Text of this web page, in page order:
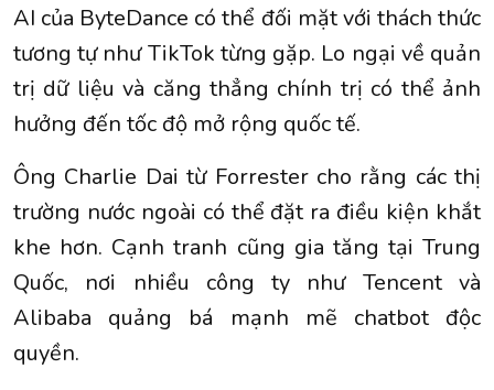
AI của ByteDance có thể đối mặt với thách thức
tương tự như TikTok từng gặp. Lo ngại về quản
trị dữ liệu và căng thẳng chính trị có thể ảnh
hưởng đến tốc độ mở rộng quốc tế.
Ông Charlie Dai từ Forrester cho rằng các thị
trường nước ngoài có thể đặt ra điều kiện khắt
khe hơn. Cạnh tranh cũng gia tăng tại Trung
Quốc, nơi nhiều công ty như Tencent và
Alibaba quảng bá mạnh mẽ chatbot độc
quyền.